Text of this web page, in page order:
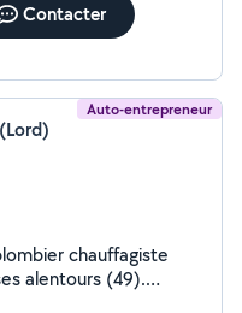
Contacter
Auto-entrepreneur
alentours (49).